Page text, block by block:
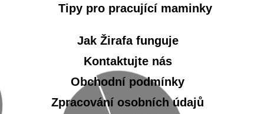
Tipy pro pracující maminky
Jak Žirafa funguje
Kontaktujte nás
Obchodní podmínky
Zpracování osobních údajů